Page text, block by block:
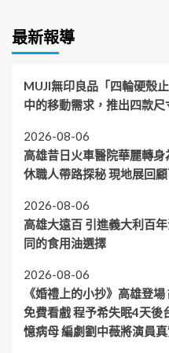
最新報導
MUJI無印良品「四輪硬殼
中的移動需求，推出四款
2026-08-06
高雄昔日火車醫院華麗轉
休職人帶路探秘 現地展回
2026-08-06
高雄大遠百 引進義大利百
同的食用油選擇
2026-08-06
《婚禮上的小抄》高雄登
免費看戲 程予希失眠4天後
憶病母 編劇劉中薇將演員